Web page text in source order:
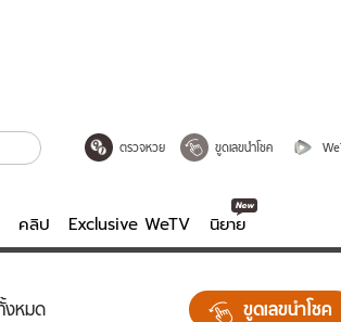
ตรวจหวย ขูดเลขนำโชค
คลิป Exclusive WeTV นิยาย
ควา
งหมด ขูดเลขนำโชค